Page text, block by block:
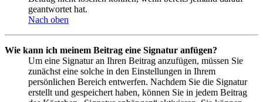
geantwortet hat.
Nach oben
Wie kann ich meinem Beitrag eine Signatur anfügen?
Um eine Signatur an Ihren Beitrag anzufügen, müssen Sie
zunächst eine solche in den Einstellungen in Ihrem
persönlichen Bereich entwerfen. Nachdem Sie die Signatur
erstellt und gespeichert haben, können Sie in jedem Beitrag